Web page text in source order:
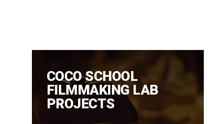
COCO SCHOOL
FILMMAKING LAB
PROJECTS